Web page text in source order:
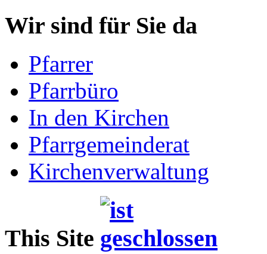
Wir sind für Sie da
Pfarrer
Pfarrbüro
In den Kirchen
Pfarrgemeinderat
Kirchenverwaltung
This Site